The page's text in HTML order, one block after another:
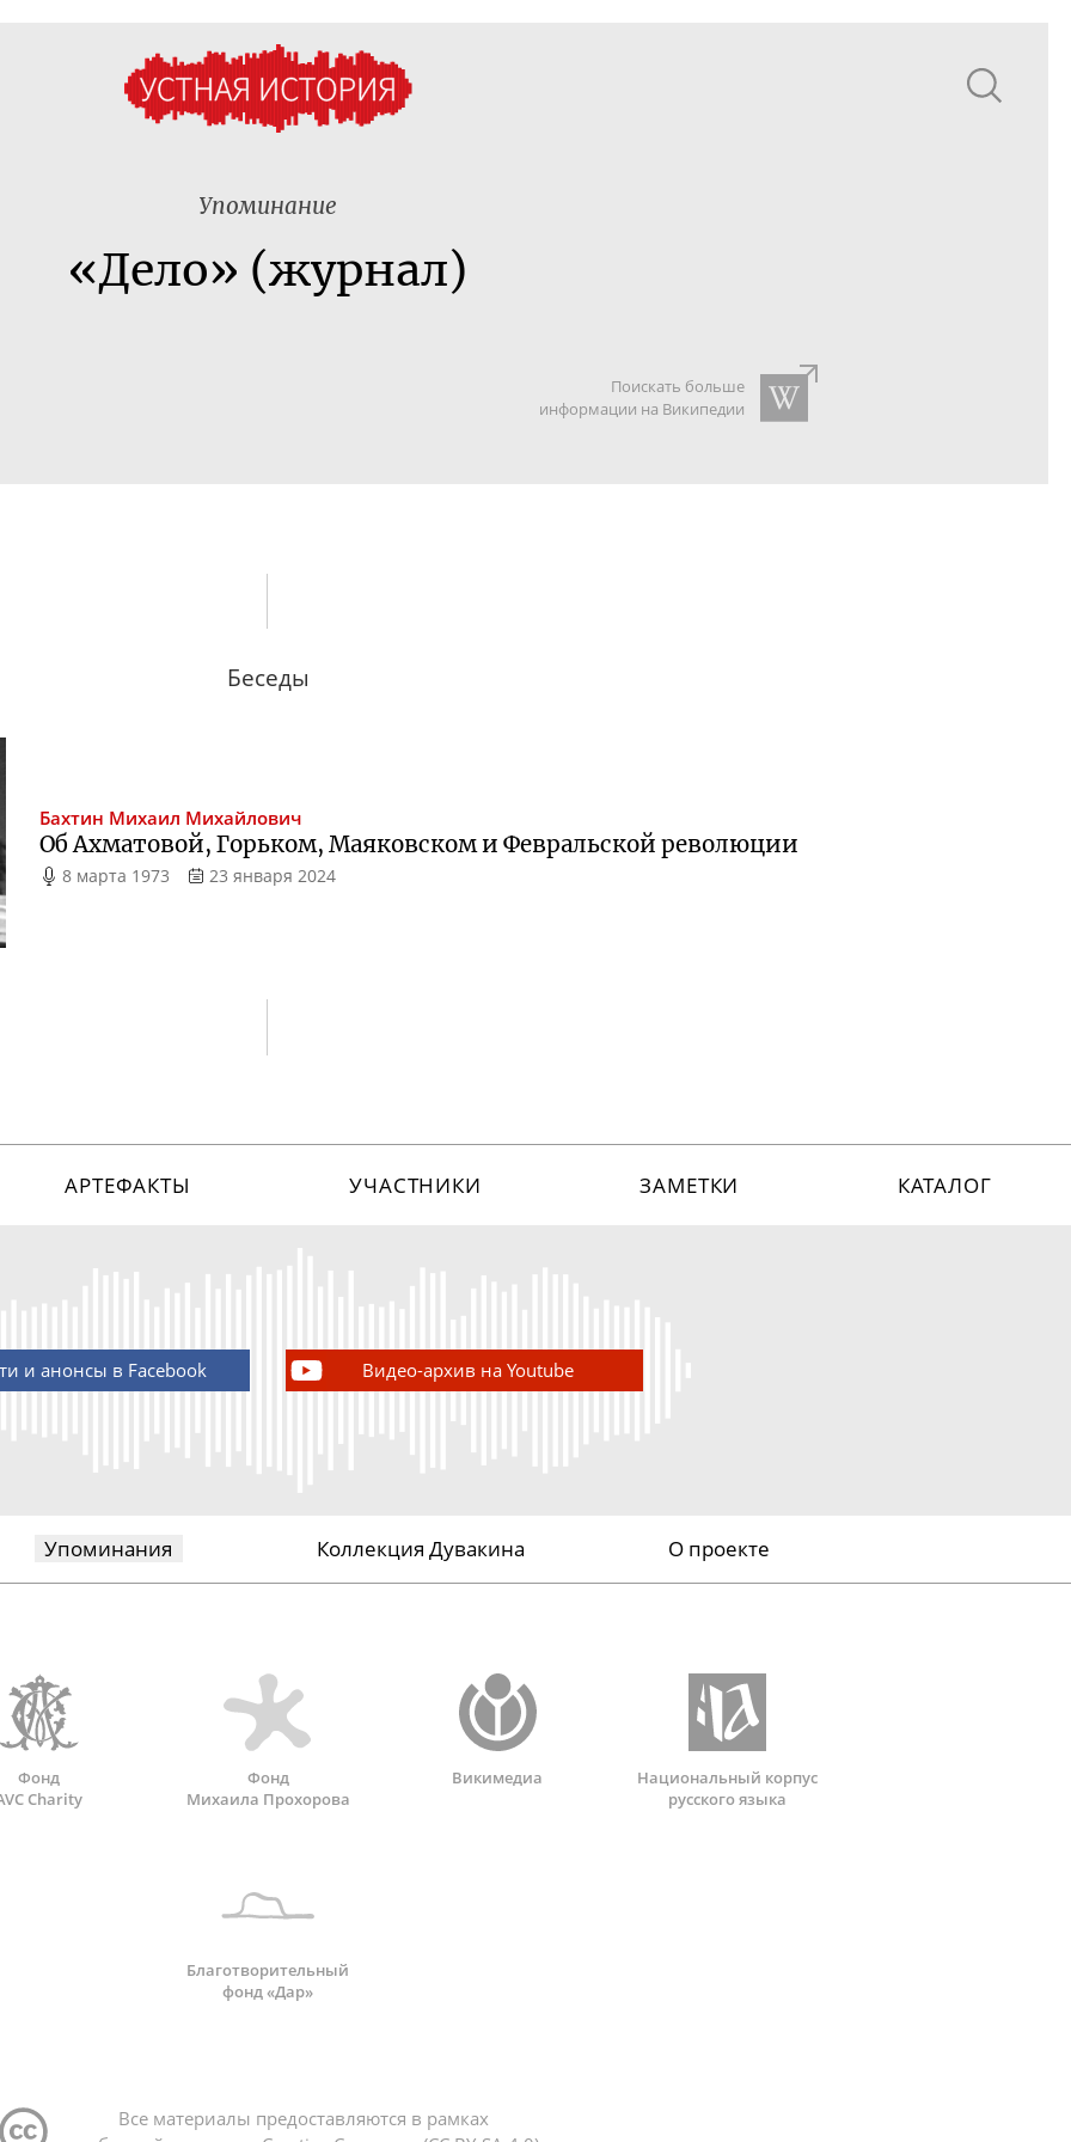
Упоминание
«Дело» (журнал)
Поискать больше
информации на Википедии
Беседы
Бахтин Михаил Михайлович
Об Ахматовой, Горьком, Маяковском и Февральской революции
8 марта 1973 23 января 2024
АРТЕФАКТЫ УЧАСТНИКИ ЗАМЕТКИ КАТАЛОГ
и анонсы в Facebook Видео-архив на Youtube
Упоминания Коллекция Дувакина О проекте
Фонд
Charity
Фонд
Михаила Прохорова
Викимедиа
Национальный корпус
русского языка
Благотворительный
фонд «Дар»
Все материалы предоставляются в рамках